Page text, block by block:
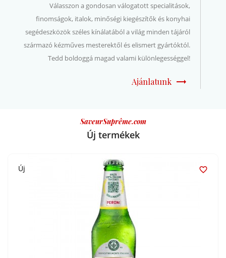
Válasszon a gondosan válogatott specialitások,
finomságok, italok, minőségi kiegészítők és konyhai
segédeszközök széles kínálatából a világ minden tájáról
származó kézműves mesterektől és elismert gyártóktól.
Tedd boldoggá magad valami különlegességgel!
Ajánlatunk 
SaveurSuprême.com
Új termékek

Új